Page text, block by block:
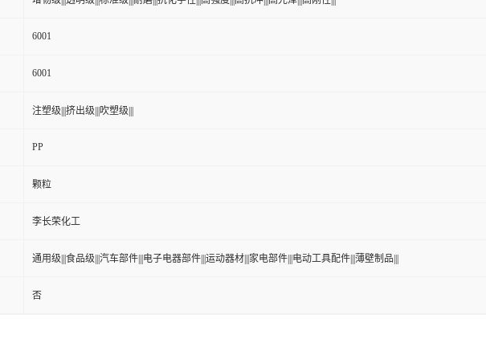
6001
6001
注塑级|||挤出级|||吹塑级|||
PP
颗粒
李长荣化工
通用级|||食品级|||汽车部件|||电子电器部件|||运动器材|||家电部件|||电动工具配件|||薄壁制品|||
否